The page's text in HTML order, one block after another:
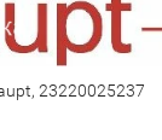
23220025237